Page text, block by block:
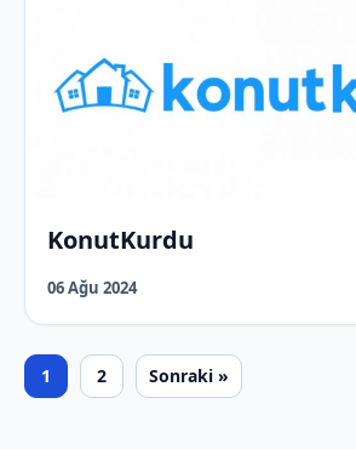
KonutKurdu
06 Ağu 2024
1 2 Sonraki »